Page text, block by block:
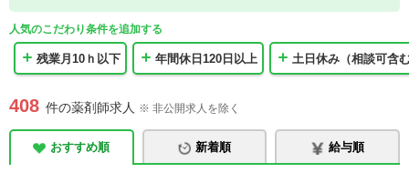
人気のこだわり条件を追加する
残業月10ｈ以下 年間休日120日以上 土日休み（相談可含
408 件の薬剤師求人 ※ 非公開求人を除く
おすすめ順 新着順 給与順